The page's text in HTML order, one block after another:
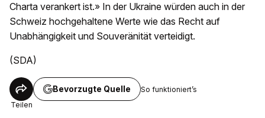
Charta verankert ist.» In der Ukraine würden auch in der
Schweiz hochgehaltene Werte wie das Recht auf
Unabhängigkeit und Souveränität verteidigt.
(SDA)
Teilen
Bevorzugte Quelle So funktioniert’s